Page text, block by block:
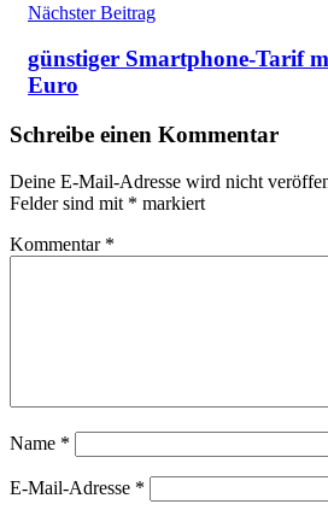
Nächster Beitrag
günstiger Smartphone-Tarif
Euro
Schreibe einen Kommentar
Deine E-Mail-Adresse wird nicht
Felder sind mit * markiert
Kommentar *
Name *
E-Mail-Adresse *